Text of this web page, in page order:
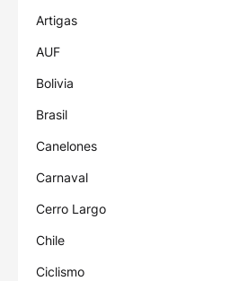
Artigas
AUF
Bolivia
Brasil
Canelones
Carnaval
Cerro Largo
Chile
Ciclismo